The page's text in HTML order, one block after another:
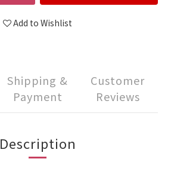
Add to Wishlist
Shipping &
Payment
Customer
Reviews
Description